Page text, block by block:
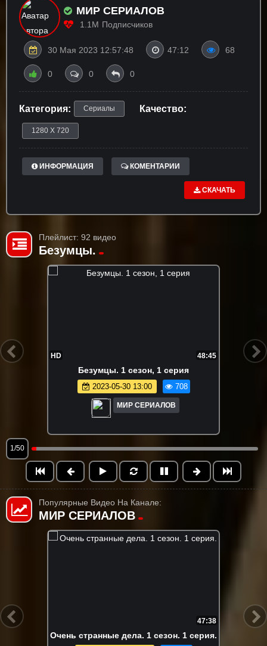
МИР СЕРИАЛОВ
1.1M Подписчиков
30 Мая 2023 12:57:48 47:12 68
0 0 0
Категория: Сериалы Качество:
1280 X 720
ИНФОРМАЦИЯ КОМЕНТАРИИ
СКАЧАТЬ
Плейлист: 92 видео
Бeзyмцы.
HD 48:45
Бeзyмцы. 1 сезон, 1 серия
2023-05-30 13:00 708
МИР СЕРИАЛОВ
1/50
Популярные Видео На Канале:
МИР СЕРИАЛОВ
дела. 1 сезон. 1 серия.
FHD